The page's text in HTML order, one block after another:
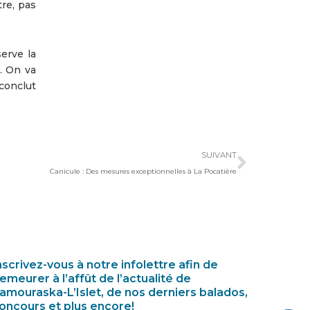
pas
la
On va
SUIVANT
Canicule : Des mesures exceptionnelles à La Pocatière
vous à notre infolettre afin de
à l’affût de l’actualité de
L’Islet, de nos derniers balados,
et plus encore!